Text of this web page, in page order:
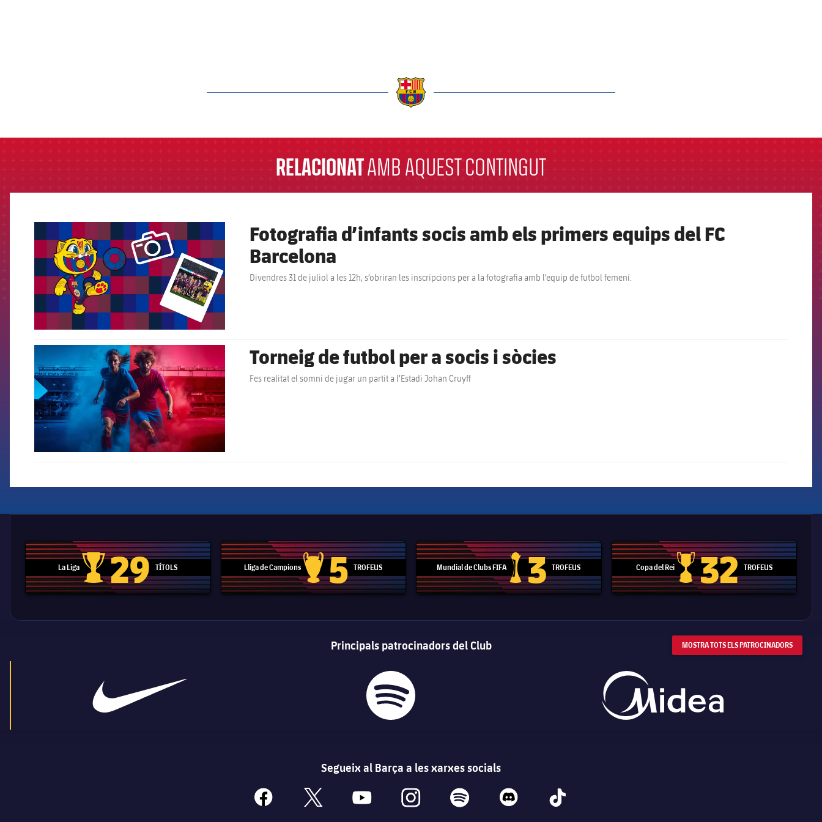
RELACIONATAMB AQUEST CONTINGUT
Fotografia d’infants socis amb els primers equips del FC
Barcelona
Divendres 31 de juliol a les 12h, s’obriran les inscripcions per a la fotografia amb l’equip de futbol femení.
FCB Barcelona badge Torneig de futbol per a socis i sòcies
Fes realitat el somni de jugar un partit a l’Estadi Johan Cruyff
La Liga
Trofeu de la Liga
29 TÍTOLS Lliga de Campions
Trofeu de la Lliga de Campions
5 TROFEUS Mundial de Clubs FIFA
Trofeu del Mundial de Clubs
3 TROFEUS Copa del Rei
Copa del Rei
32 TROFEUS
Principals patrocinadors del Club MOSTRA TOTS ELS PATROCINADORS
Segueix al Barça a les xarxes socials
facebook x youtube instagram spotify discord tiktok